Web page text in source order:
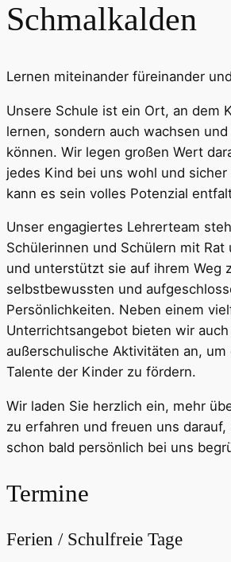
Schmalkalden
Lernen miteinander füreinander
Unsere Schule ist ein Ort, an dem
lernen, sondern auch wachsen
können. Wir legen großen Wert
jedes Kind bei uns wohl und
kann es sein volles Potenzial
Unser engagiertes Lehrerteam
Schülerinnen und Schülern mit Rat
und unterstützt sie auf ihrem Weg
selbstbewussten und
Persönlichkeiten. Neben einem
Unterrichtsangebot bieten wir
außerschulische Aktivitäten an,
Talente der Kinder zu fördern.
Wir laden Sie herzlich ein, mehr
zu erfahren und freuen uns darauf,
schon bald persönlich bei uns
Termine
Ferien / Schulfreie Tage